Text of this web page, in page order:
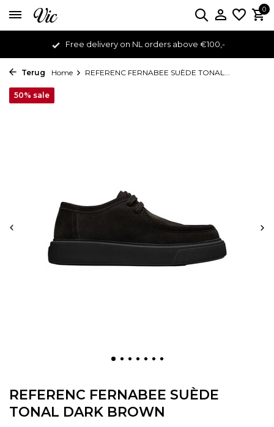
0
Free delivery on NL orders above €100,-
Terug Home REFERENC FERNABEE SUÈDE TONAL...
REFERENC FERNABEE SUÈDE
TONAL DARK BROWN
50% sale